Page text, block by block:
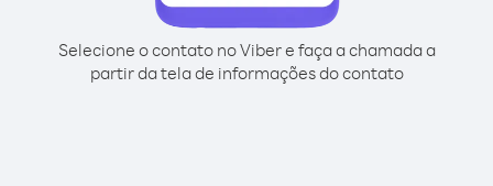
Selecione o contato no Viber e faça a chamada a
partir da tela de informações do contato